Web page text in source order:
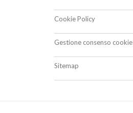
Cookie Policy
Gestione consenso cookie
Sitemap